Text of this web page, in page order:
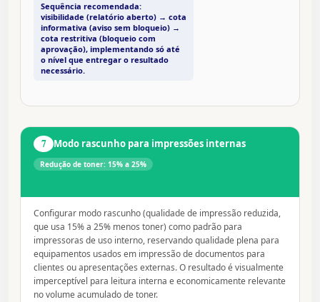
Sequência recomendada:
visibilidade (relatório aberto) → cota
informativa (aviso sem bloqueio) →
cota restritiva (bloqueio com
aprovação), implementando só até
o nível que entregar o resultado
necessário.
7 Modo rascunho para impressões internas
Redução de toner: 15% a 25%
Configurar modo rascunho (qualidade de impressão reduzida,
que usa 15% a 25% menos toner) como padrão para
impressoras de uso interno, reservando qualidade plena para
equipamentos usados em impressão de documentos para
clientes ou apresentações externas. O resultado é visualmente
imperceptível para leitura interna e economicamente relevante
no volume acumulado de toner.